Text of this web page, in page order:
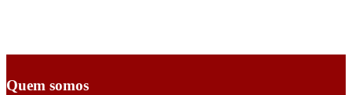
Quem somos